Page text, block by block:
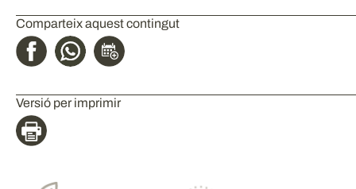
Comparteix aquest contingut
Versió per imprimir